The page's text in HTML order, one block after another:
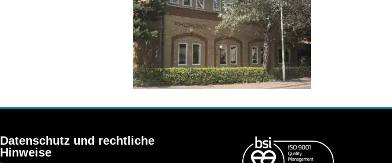
Datenschutz und rechtliche
Hinweise